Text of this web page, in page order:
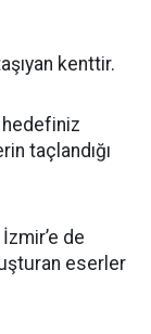
kenttir.
hedefiniz
taçlandığı
de
eserler